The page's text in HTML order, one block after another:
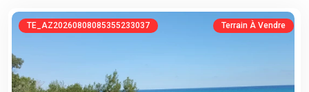
TE_AZ20260808085355233037 Terrain À Vendre